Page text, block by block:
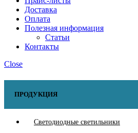
Доставка
Оплата
Полезная информация
Статьи
Контакты
Close
ПРОДУКЦИЯ
Светодиодные светильники